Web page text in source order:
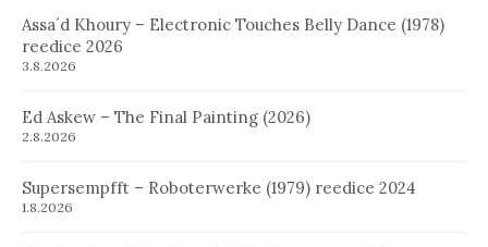
Assa´d Khoury – Electronic Touches Belly Dance (1978)
reedice 2026
3.8.2026
Ed Askew – The Final Painting (2026)
2.8.2026
Supersempfft – Roboterwerke (1979) reedice 2024
1.8.2026